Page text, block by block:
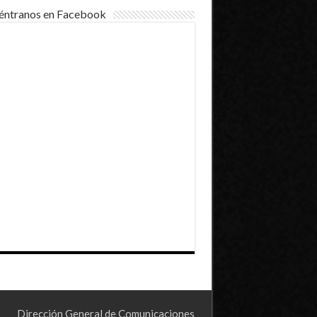
en Facebook
Dirección General de Comunicaciones